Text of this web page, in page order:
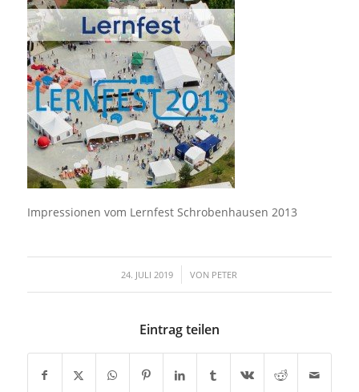
Impressionen vom Lernfest Schrobenhausen 2013
24. JULI 2019
/ VON PETER
Eintrag teilen